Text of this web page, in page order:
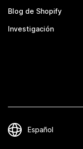
Blog de Shopify
Investigación